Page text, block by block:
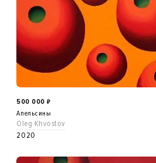
500 000 ₽
Апельсины
Oleg Khvostov
2020